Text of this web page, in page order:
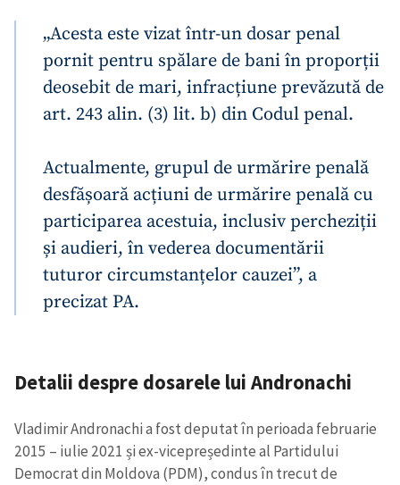
„Acesta este vizat într-un dosar penal
pornit pentru spălare de bani în proporții
deosebit de mari, infracțiune prevăzută de
art. 243 alin. (3) lit. b) din Codul penal.
Actualmente, grupul de urmărire penală
desfășoară acțiuni de urmărire penală cu
participarea acestuia, inclusiv percheziții
și audieri, în vederea documentării
tuturor circumstanțelor cauzei”, a
precizat PA.
Detalii despre dosarele lui Andronachi
Vladimir Andronachi a fost deputat în perioada februarie
2015 – iulie 2021 și ex-vicepreședinte al Partidului
Democrat din Moldova (PDM), condus în trecut de